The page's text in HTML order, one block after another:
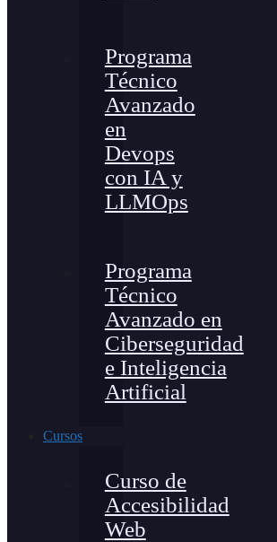
Programa
Técnico
Avanzado
en
Devops
con IA y
LLMOps
Programa
Técnico
Avanzado en
Ciberseguridad
e Inteligencia
Artificial
Cursos
Curso de
Accesibilidad
Web